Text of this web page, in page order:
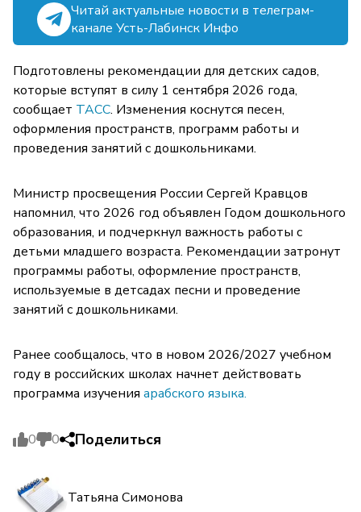
Читай актуальные новости в телеграм-
канале Усть-Лабинск Инфо
Подготовлены рекомендации для детских садов,
которые вступят в силу 1 сентября 2026 года,
сообщает ТАСС. Изменения коснутся песен,
оформления пространств, программ работы и
проведения занятий с дошкольниками.
Министр просвещения России Сергей Кравцов
напомнил, что 2026 год объявлен Годом дошкольного
образования, и подчеркнул важность работы с
детьми младшего возраста. Рекомендации затронут
программы работы, оформление пространств,
используемые в детсадах песни и проведение
занятий с дошкольниками.
Ранее сообщалось, что в новом 2026/2027 учебном
году в российских школах начнет действовать
программа изучения арабского языка.
0 0 Поделиться
Татьяна Симонова